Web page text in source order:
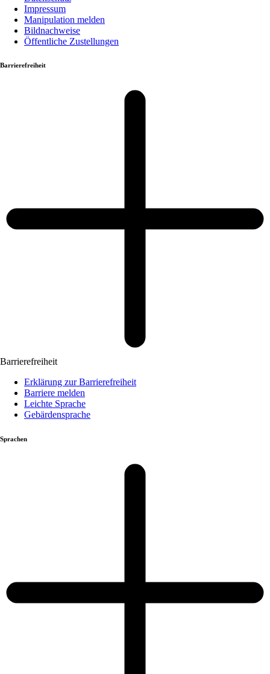
Impressum
Manipulation melden
Bildnachweise
Öffentliche Zustellungen
Barrierefreiheit
Barrierefreiheit
Erklärung zur Barrierefreiheit
Barriere melden
Leichte Sprache
Gebärdensprache
Sprachen